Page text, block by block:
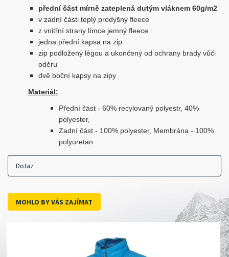
přední část mírně zateplená dutým vláknem 60g/m2
v zadní části teplý prodyšný fleece
z vnitřní strany límce jemný fleece
jedna přední kapsa na zip
zip podložený légou a ukončený od ochrany brady vůči
oděru
dvě boční kapsy na zipy
Materiál:
Přední část - 60% recylovaný polyestr, 40%
polyester,
Zadní část - 100% polyester, Membrána - 100%
polyuretan
Dotaz
MOHLO BY VÁS ZAJÍMAT